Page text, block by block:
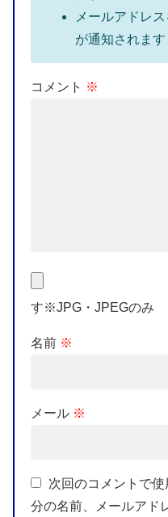
メールアドレ
が通知されます
コメント ※
す※JPG・JPEGのみ
名前 ※
メール ※
次回のコメントで
分の名前、メールアド